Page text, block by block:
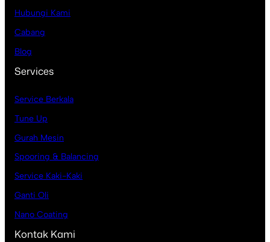
Hubungi Kami
Cabang
Blog
Services
Service Berkala
Tune Up
Gurah Mesin
Spooring & Balancing
Service Kaki-Kaki
Ganti Oli
Nano Coating
Kontak Kami